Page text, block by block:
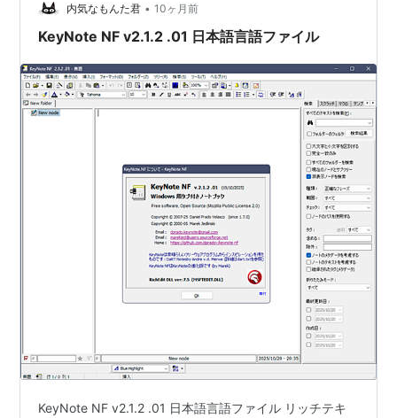
内気なもんた君 • 10ヶ月前
KeyNote NF v2.1.2 .01 日本語言語ファイル
KeyNote NF v2.1.2 .01 日本語言語ファイル リッチテキ